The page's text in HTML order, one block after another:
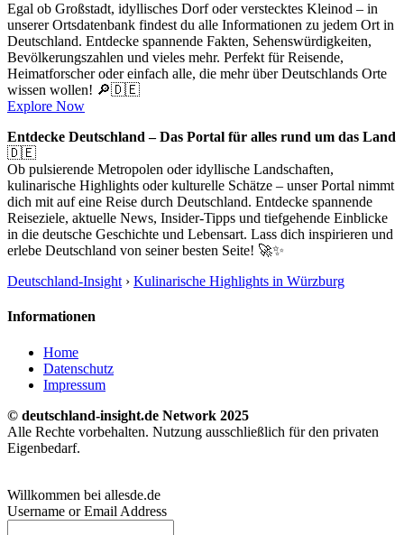
Egal ob Großstadt, idyllisches Dorf oder verstecktes Kleinod – in
unserer Ortsdatenbank findest du alle Informationen zu jedem Ort in
Deutschland. Entdecke spannende Fakten, Sehenswürdigkeiten,
Bevölkerungszahlen und vieles mehr. Perfekt für Reisende,
Heimatforscher oder einfach alle, die mehr über Deutschlands Orte
wissen wollen! 🔎🇩🇪
Explore Now
Entdecke Deutschland – Das Portal für alles rund um das Land
🇩🇪
Ob pulsierende Metropolen oder idyllische Landschaften,
kulinarische Highlights oder kulturelle Schätze – unser Portal nimmt
dich mit auf eine Reise durch Deutschland. Entdecke spannende
Reiseziele, aktuelle News, Insider-Tipps und tiefgehende Einblicke
in die deutsche Geschichte und Lebensart. Lass dich inspirieren und
erlebe Deutschland von seiner besten Seite! 🚀✨
Deutschland-Insight › Kulinarische Highlights in Würzburg
Informationen
Home
Datenschutz
Impressum
© deutschland-insight.de Network 2025
Alle Rechte vorbehalten. Nutzung ausschließlich für den privaten
Eigenbedarf.
Willkommen bei allesde.de
Username or Email Address